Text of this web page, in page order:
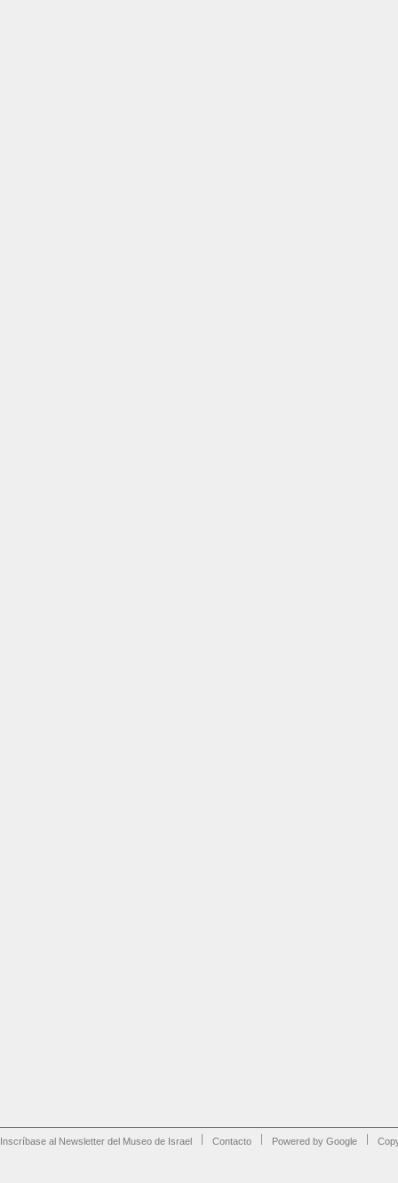
Inscríbase al Newsletter del Museo de Israel Contacto Powered by Google